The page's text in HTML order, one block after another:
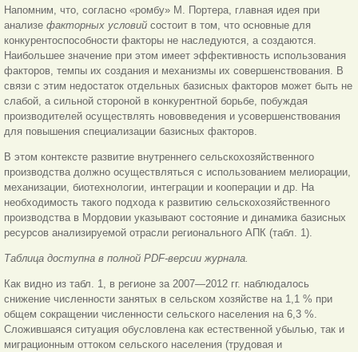
Напомним, что, согласно «ромбу» М. Портера, главная идея при
анализе факторных условий состоит в том, что основные для
конкурентоспособности факторы не наследуются, а создаются.
Наибольшее значение при этом имеет эффективность использования
факторов, темпы их создания и механизмы их совершенствования. В
связи с этим недостаток отдельных базисных факторов может быть не
слабой, а сильной стороной в конкурентной борьбе, побуждая
производителей осуществлять нововведения и усовершенствования
для повышения специализации базисных факторов.
В этом контексте развитие внутреннего сельскохозяйственного
производства должно осуществляться с использованием мелиорации,
механизации, биотехнологии, интеграции и кооперации и др. На
необходимость такого подхода к развитию сельскохозяйственного
производства в Мордовии указывают состояние и динамика базисных
ресурсов анализируемой отрасли регионального АПК (табл. 1).
Таблица доступна в полной PDF-версии журнала.
Как видно из табл. 1, в регионе за 2007—2012 гг. наблюдалось
снижение численности занятых в сельском хозяйстве на 1,1 % при
общем сокращении численности сельского населения на 6,3 %.
Сложившаяся ситуация обусловлена как естественной убылью, так и
миграционным оттоком сельского населения (трудовая и